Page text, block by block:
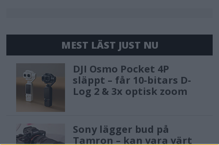
MEST LÄST JUST NU
DJI Osmo Pocket 4P
släppt – får 10-bitars D-
Log 2 & 3x optisk zoom
Sony lägger bud på
Tamron – kan vara värt